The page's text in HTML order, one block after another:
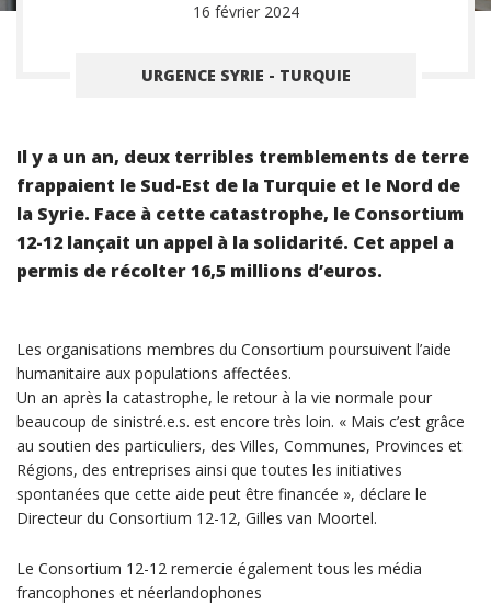
16 février 2024
URGENCE SYRIE - TURQUIE
Il y a un an, deux terribles tremblements de terre
frappaient le Sud-Est de la Turquie et le Nord de
la Syrie. Face à cette catastrophe, le Consortium
12-12 lançait un appel à la solidarité. Cet appel a
permis de récolter 16,5 millions d’euros.
Les organisations membres du Consortium poursuivent l’aide
humanitaire aux populations affectées.
Un an après la catastrophe, le retour à la vie normale pour
beaucoup de sinistré.e.s. est encore très loin. « Mais c’est grâce
au soutien des particuliers, des Villes, Communes, Provinces et
Régions, des entreprises ainsi que toutes les initiatives
spontanées que cette aide peut être financée », déclare le
Directeur du Consortium 12-12, Gilles van Moortel.
Le Consortium 12-12 remercie également tous les média
francophones et néerlandophones